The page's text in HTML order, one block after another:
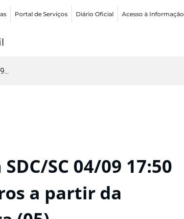
Portal de Serviços Diário Oficial Acesso à Informação
SC 04/09 17:50
a partir da